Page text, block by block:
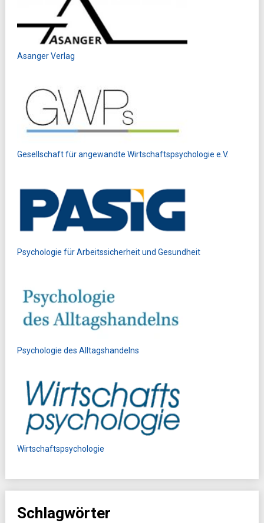
Asanger Verlag
Gesellschaft für angewandte Wirtschaftspsychologie e.V.
Psychologie für Arbeitssicherheit und Gesundheit
Psychologie des Alltagshandelns
Wirtschaftspsychologie
Schlagwörter